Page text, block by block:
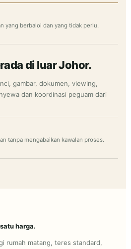
yang berbaloi dan yang tidak perlu.
di luar Johor.
gambar, dokumen, viewing,
dan koordinasi peguam dari
tanpa mengabaikan kawalan proses.
harga.
rumah matang, teres standard,